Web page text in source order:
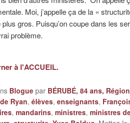
Moi, j’appelle ça de la «
gros. Puisqu’on coupe dans les
problème.
à l'ACCUEIL.
Blogue par BÉRUBÉ, 84 ans,
Ryan, élèves, enseignants,
, mandarins, ministres, ministres